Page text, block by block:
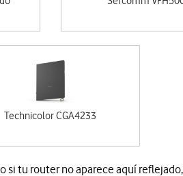
Technicolor CGA4233
si tu router no aparece aquí